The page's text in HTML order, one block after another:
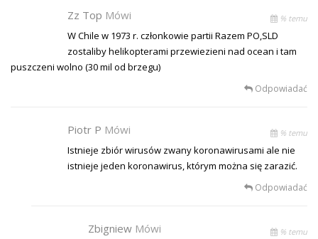
Zz Top Mówi % temu
W Chile w 1973 r. członkowie partii Razem PO,SLD
zostaliby helikopterami przewiezieni nad ocean i tam
puszczeni wolno (30 mil od brzegu)
Odpowiadać
Piotr P Mówi % temu
Istnieje zbiór wirusów zwany koronawirusami ale nie
istnieje jeden koronawirus, którym można się zarazić.
Odpowiadać
Zbigniew Mówi % temu